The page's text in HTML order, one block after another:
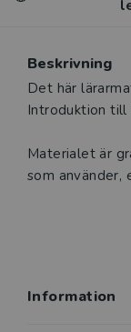
Beskrivning
Det här
Introduktion till
Materialet är
som använder,
Information